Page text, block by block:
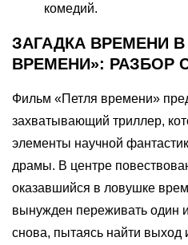
комедий.
ЗАГАДКА ВРЕМЕНИ
ВРЕМЕНИ»: РАЗБОР
Фильм «Петля времени»
захватывающий триллер,
элементы научной
драмы. В центре
оказавшийся в ловушке
вынужден переживать один
снова, пытаясь найти выход